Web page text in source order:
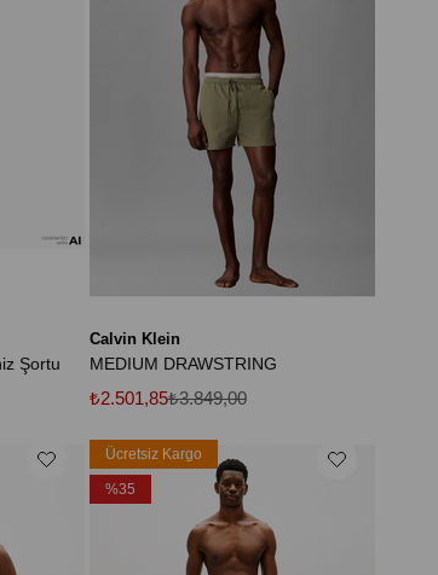
Şortu
Calvin Klein
MEDIUM DRAWSTRING
₺2.501,85₺3.849,00
Ücretsiz Kargo
%35